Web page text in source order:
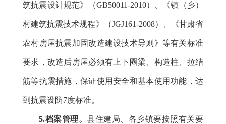
筑抗震设计规范》（GB50011-2010） 、《镇（乡）
村建筑抗震技术规程》（JGJ161-2008）、《甘肃省
农村房屋抗震加固改造建设技术导则》等有关标准
要求，改造后房屋必须有上下圈梁、构造柱、拉结
筋等抗震措施，保证使用安全和基本使用功能，达
到抗震设防7度标准。
5.档案管理。县住建局、各乡镇要按照有关要